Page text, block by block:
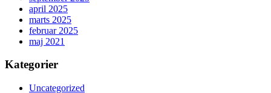
april 2025
marts 2025
februar 2025
maj 2021
Kategorier
Uncategorized